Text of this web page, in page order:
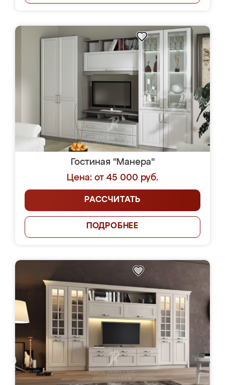
Гостиная "Манера"
Цена: от 45 000 руб.
РАССЧИТАТЬ
ПОДРОБНЕЕ